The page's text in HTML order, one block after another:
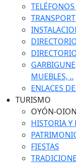
MUEBLES, ..
ENLACES
TURISMO
OYÓN-OION
HISTORIA Y
FIESTAS